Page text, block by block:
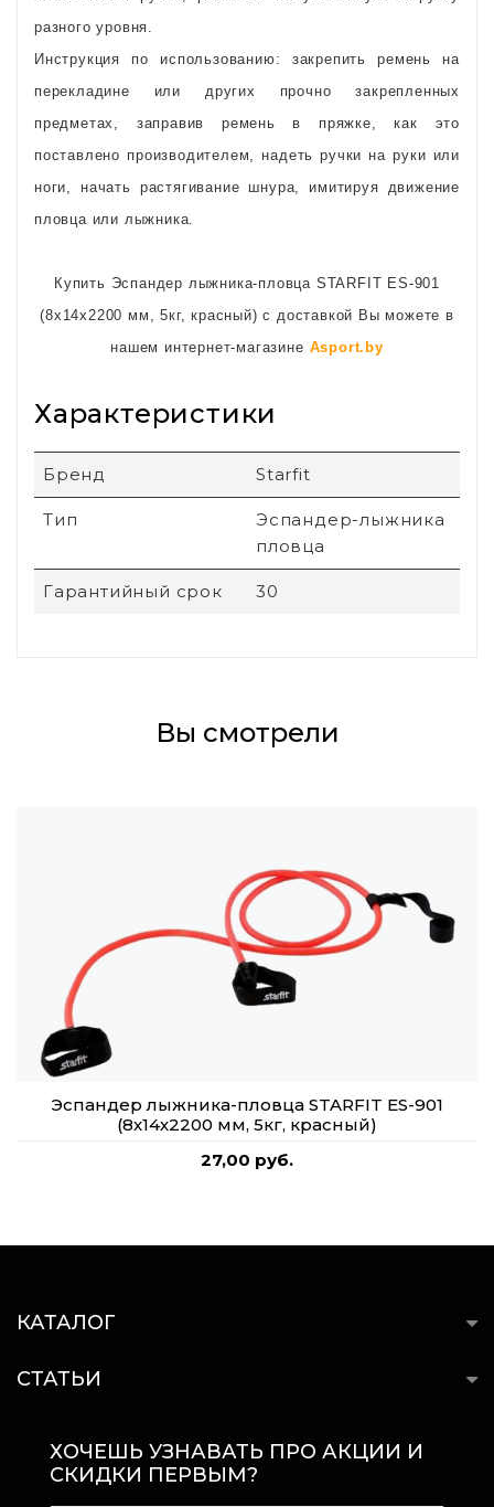
разного уровня.
Инструкция по использованию: закрепить ремень на
перекладине или других прочно закрепленных
предметах, заправив ремень в пряжке, как это
поставлено производителем, надеть ручки на руки или
ноги, начать растягивание шнура, имитируя движение
пловца или лыжника.
Купить Эспандер лыжника-пловца STARFIT ES-901
(8х14х2200 мм, 5кг, красный) с доставкой Вы можете в
нашем интернет-магазине Asport.by
Характеристики
Бренд Starfit
Тип
Эспандер-лыжника
пловца
Гарантийный срок 30
Вы смотрели
Эспандер лыжника-пловца STARFIT ES-901
(8х14х2200 мм, 5кг, красный)
27,00 руб.
КАТАЛОГ
СТАТЬИ
ХОЧЕШЬ УЗНАВАТЬ ПРО АКЦИИ И
СКИДКИ ПЕРВЫМ?